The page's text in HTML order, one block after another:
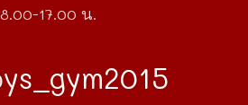
17.00 น.